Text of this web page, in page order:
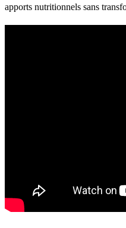
apports nutritionnels sans